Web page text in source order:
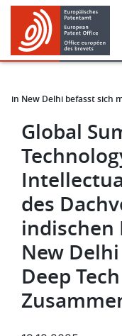
Skip
main
content
Skip
footer
in New Delhi befasst sich
Global
des
indischen
New
Deep